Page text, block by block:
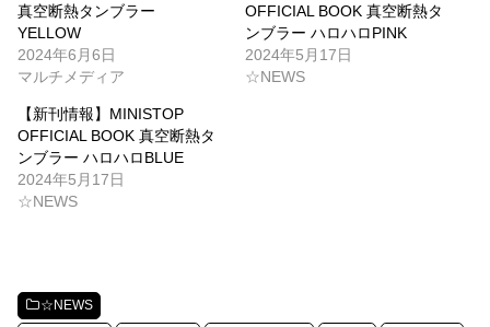
真空断熱タンブラー
YELLOW
2024年6月6日
マルチメディア
OFFICIAL BOOK 真空断熱タ
ンブラー ハロハロPINK
2024年5月17日
☆NEWS
【新刊情報】MINISTOP
OFFICIAL BOOK 真空断熱タ
ンブラー ハロハロBLUE
2024年5月17日
☆NEWS
☆NEWS